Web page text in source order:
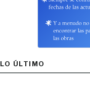
LO ÚLTIMO